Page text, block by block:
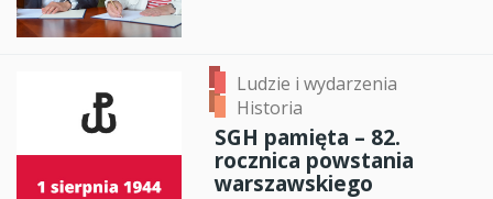
Ludzie i wydarzenia
Historia
SGH pamięta – 82.
rocznica powstania
warszawskiego